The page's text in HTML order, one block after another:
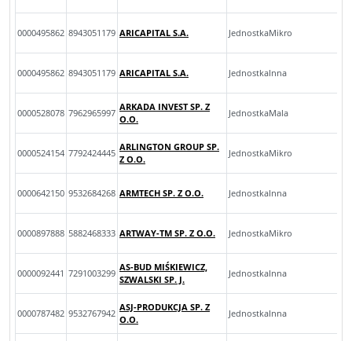
0000495862 8943051179 ARICAPITAL S.A. JednostkaMikro
0000495862 8943051179 ARICAPITAL S.A. JednostkaInna
0000528078 7962965997
ARKADA INVEST SP. Z
O.O.
JednostkaMala
0000524154 7792424445
ARLINGTON GROUP SP.
Z O.O.
JednostkaMikro
0000642150 9532684268 ARMTECH SP. Z O.O. JednostkaInna
0000897888 5882468333 ARTWAY-TM SP. Z O.O. JednostkaMikro
0000092441 7291003299
AS-BUD MIŚKIEWICZ,
SZWALSKI SP. J.
JednostkaInna
0000787482 9532767942
ASJ-PRODUKCJA SP. Z
O.O.
JednostkaInna